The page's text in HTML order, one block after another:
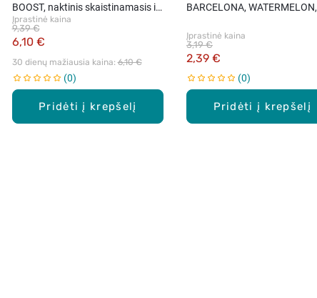
Pridėti į krepšelį
BOOST, naktinis skaistinamasis ir
drėkinamasis kremas, 1 vnt.
Įprastinė kaina
6,10 €
9,39 €
30 dienų mažiausia kaina: 6,10 €
0
Pridėti į krepšelį
BARCELONA, WATERMELON,
Įprastinė kaina
2,39 €
3,19 €
0